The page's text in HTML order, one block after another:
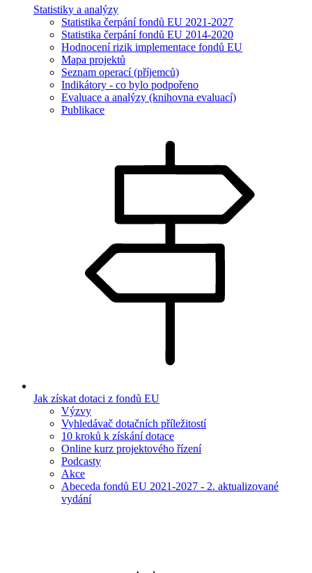
Statistiky a analýzy
Statistika čerpání fondů EU 2021-2027
Statistika čerpání fondů EU 2014-2020
Hodnocení rizik implementace fondů EU
Mapa projektů
Seznam operací (příjemců)
Indikátory - co bylo podpořeno
Evaluace a analýzy (knihovna evaluací)
Publikace
Jak získat dotaci z fondů EU
Výzvy
Vyhledávač dotačních příležitostí
10 kroků k získání dotace
Online kurz projektového řízení
Podcasty
Akce
Abeceda fondů EU 2021-2027 - 2. aktualizované
vydání